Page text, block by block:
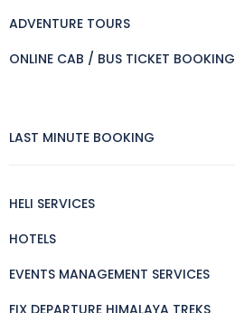
ADVENTURE TOURS
ONLINE CAB / BUS TICKET BOOKING
LAST MINUTE BOOKING
HELI SERVICES
HOTELS
EVENTS MANAGEMENT SERVICES